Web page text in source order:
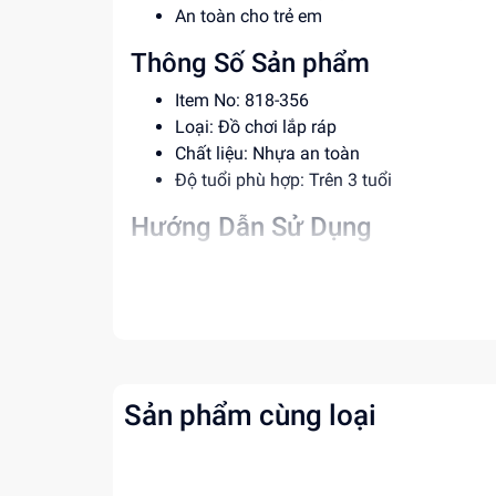
An toàn cho trẻ em
Thông Số Sản phẩm
Item No: 818-356
Loại: Đồ chơi lắp ráp
Chất liệu: Nhựa an toàn
Độ tuổi phù hợp: Trên 3 tuổi
Hướng Dẫn Sử Dụng
Phát triển tư duy và sáng tạo
Rèn luyện kỹ năng phối hợp và quan sát
Sản phẩm cùng loại